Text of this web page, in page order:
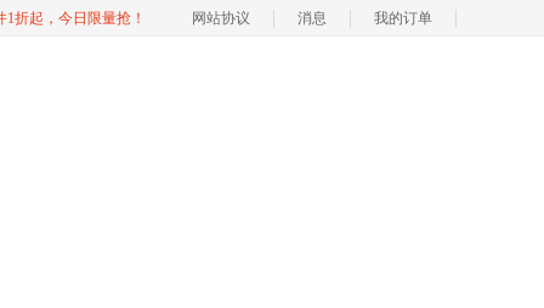
1折起，今日限量抢！ 网站协议 消息 我的订单